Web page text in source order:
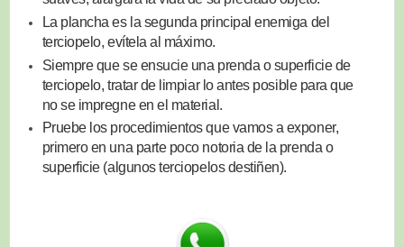
La plancha es la segunda principal enemiga del
terciopelo, evítela al máximo.
Siempre que se ensucie una prenda o superficie de
terciopelo, tratar de limpiar lo antes posible para que
no se impregne en el material.
Pruebe los procedimientos que vamos a exponer,
primero en una parte poco notoria de la prenda o
superficie (algunos terciopelos destiñen).